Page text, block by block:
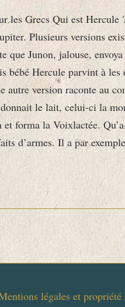
les Grecs Qui est Hercule
Plusieurs versions
que Junon, jalouse,
bébé Hercule parvint à les
autre version raconte au
le lait, celui-ci la
forma la Voixlactée.
d’armes. Il a par
légales et